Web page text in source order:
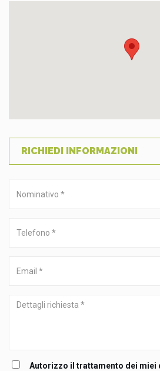
RICHIEDI INFORMAZIONI
Dettagli
Autorizzo il trattamento dei miei